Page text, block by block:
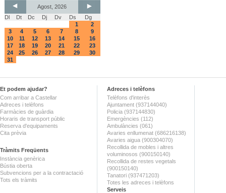
Agost, 2026
Dl
Dt Dc Dj Dv Ds
Dg
1
2
3
4 5 6 7 8
9
10
11 12 13 14 15
16
17
18 19 20 21 22
23
24
25 26 27 28 29
30
31
Et podem ajudar?
Com arribar a Castellar
Adreces i telèfons
Farmàcies de guàrdia
Horaris de transport públic
Reserva d'equipaments
Cita prèvia
Tràmits Freqüents
Instància genèrica
Bústia oberta
Subvencions per a la contractació
Tots els tràmits
Adreces i telèfons
Telèfons d'interès
Ajuntament (937144040)
Policia (937144830)
Emergències (112)
Ambulàncies (061)
Avaries enllumenat (686216138)
Avaries aigua (900304070)
Recollida de mobles i altres
voluminosos (900150140)
Recollida de restes vegetals
(900150140)
Tanatori (937471203)
Totes les adreces i telèfons
Serveis